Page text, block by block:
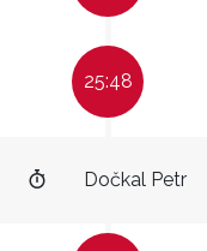
25:48
Dočkal Petr